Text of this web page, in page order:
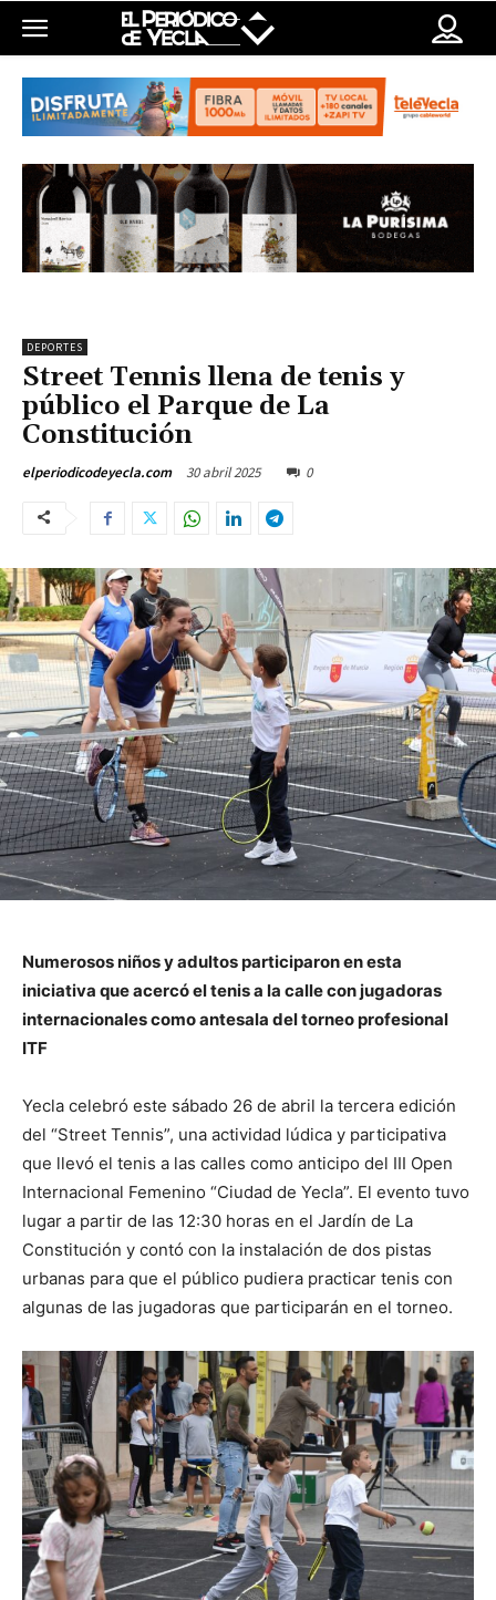
DEPORTES
Street Tennis llena de tenis y
público el Parque de La
Constitución
elperiodicodeyecla.com 30 abril 2025 0
Numerosos niños y adultos participaron en esta
iniciativa que acercó el tenis a la calle con jugadoras
internacionales como antesala del torneo profesional
ITF
Yecla celebró este sábado 26 de abril la tercera edición
del “Street Tennis”, una actividad lúdica y participativa
que llevó el tenis a las calles como anticipo del III Open
Internacional Femenino “Ciudad de Yecla”. El evento tuvo
lugar a partir de las 12:30 horas en el Jardín de La
Constitución y contó con la instalación de dos pistas
urbanas para que el público pudiera practicar tenis con
algunas de las jugadoras que participarán en el torneo.